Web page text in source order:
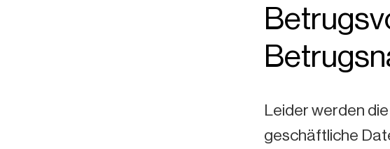
Leider werden
geschäftliche